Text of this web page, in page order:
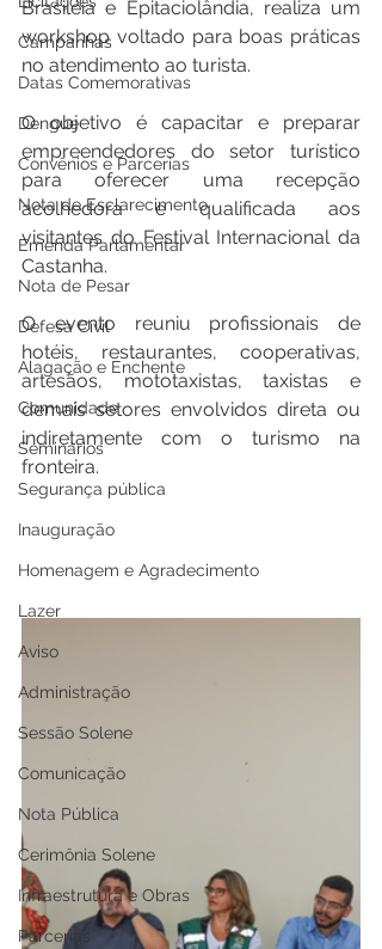
Campanhas
Datas Comemorativas
Dengue
Convênios e Parcerias
Nota de Esclarecimento
Emenda Parlamentar
Nota de Pesar
Defesa Civil
Alagação e Enchente
Comunidade
Seminários
Segurança pública
Inauguração
Homenagem e Agradecimento
Lazer
Aviso
Administração
Sessão Solene
Comunicação
Nota Pública
Cerimônia Solene
Infraestrutura e Obras
Parcerias
Brasiléia e Epitaciolândia, realiza um
workshop voltado para boas práticas
no atendimento ao turista.
O objetivo é capacitar e preparar
empreendedores do setor turístico
para oferecer uma recepção
acolhedora e qualificada aos
visitantes do Festival Internacional da
Castanha.
O evento reuniu profissionais de
hotéis, restaurantes, cooperativas,
artesãos, mototaxistas, taxistas e
demais setores envolvidos direta ou
indiretamente com o turismo na
fronteira.